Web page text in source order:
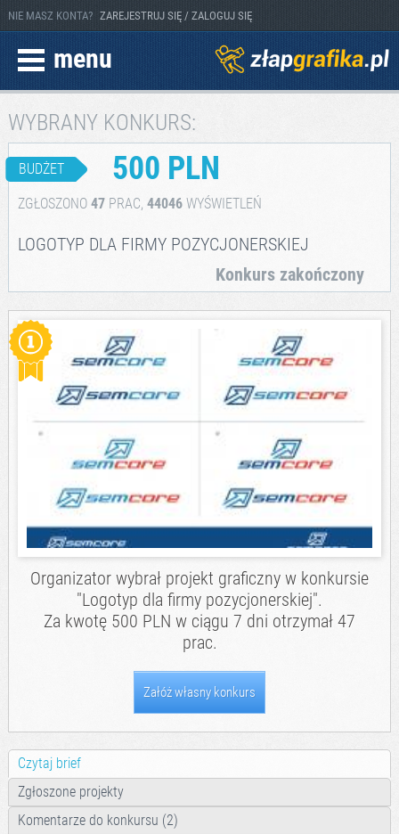
NIE MASZ KONTA? ZAREJESTRUJ SIĘ / ZALOGUJ SIĘ
menu
WYBRANY KONKURS:
BUDŻET 500 PLN
ZGŁOSZONO 47PRAC, 44046WYŚWIETLEŃ
LOGOTYP DLA FIRMY POZYCJONERSKIEJ
Konkurs zakończony
Organizator wybrał projekt graficzny w konkursie
"Logotyp dla firmy pozycjonerskiej".
Za kwotę 500 PLN w ciągu 7 dni otrzymał 47
prac.
Załóż własny konkurs
Czytaj brief
Zgłoszone projekty
Komentarze do konkursu (2)